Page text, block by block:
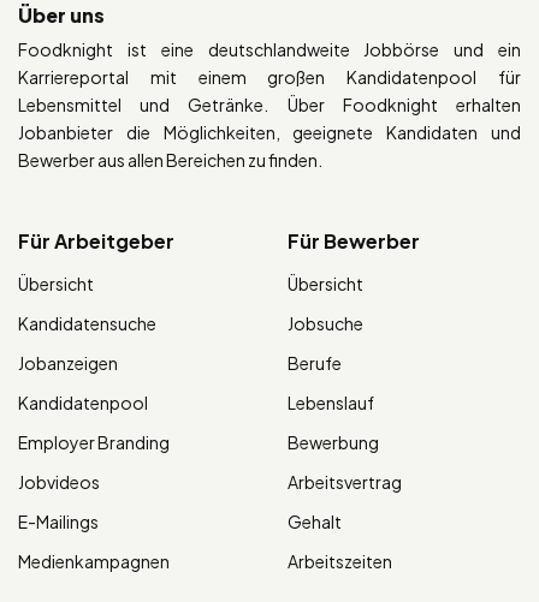
Über uns
Foodknight ist eine deutschlandweite Jobbörse und ein
Karriereportal mit einem großen Kandidatenpool für
Lebensmittel und Getränke. Über Foodknight erhalten
Jobanbieter die Möglichkeiten, geeignete Kandidaten und
Bewerber aus allen Bereichen zu finden.
Für Arbeitgeber
Übersicht
Kandidatensuche
Jobanzeigen
Kandidatenpool
Employer Branding
Jobvideos
E-Mailings
Medienkampagnen
Für Bewerber
Übersicht
Jobsuche
Berufe
Lebenslauf
Bewerbung
Arbeitsvertrag
Gehalt
Arbeitszeiten